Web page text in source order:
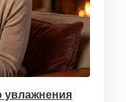
увлажнения